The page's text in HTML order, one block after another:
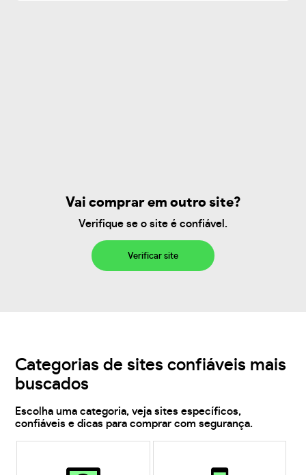
Vai comprar em outro site?
Verifique se o site é confiável.
Verificar site
Categorias de sites confiáveis mais
buscados
Escolha uma categoria, veja sites específicos,
confiáveis e dicas para comprar com segurança.